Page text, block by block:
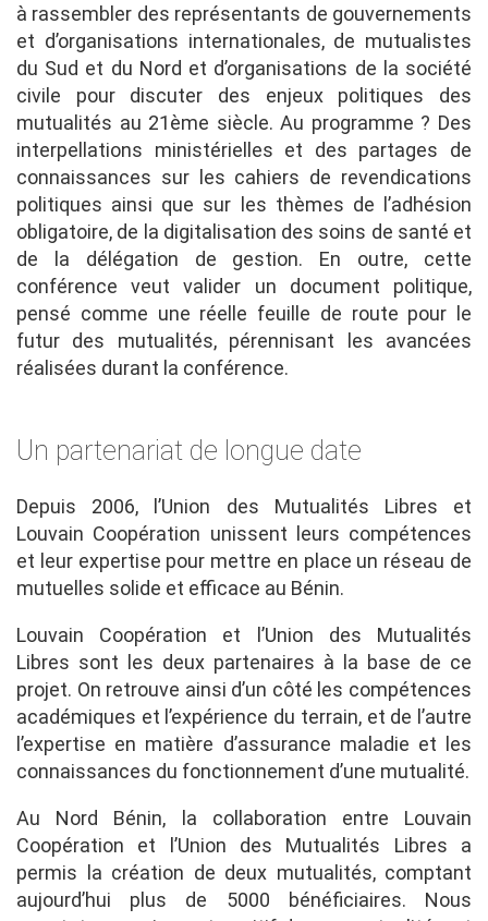
à rassembler des représentants de gouvernements
et d’organisations internationales, de mutualistes
du Sud et du Nord et d’organisations de la société
civile pour discuter des enjeux politiques des
mutualités au 21ème siècle. Au programme ? Des
interpellations ministérielles et des partages de
connaissances sur les cahiers de revendications
politiques ainsi que sur les thèmes de l’adhésion
obligatoire, de la digitalisation des soins de santé et
de la délégation de gestion. En outre, cette
conférence veut valider un document politique,
pensé comme une réelle feuille de route pour le
futur des mutualités, pérennisant les avancées
réalisées durant la conférence.
Un partenariat de longue date
Depuis 2006, l’Union des Mutualités Libres et
Louvain Coopération unissent leurs compétences
et leur expertise pour mettre en place un réseau de
mutuelles solide et efficace au Bénin.
Louvain Coopération et l’Union des Mutualités
Libres sont les deux partenaires à la base de ce
projet. On retrouve ainsi d’un côté les compétences
académiques et l’expérience du terrain, et de l’autre
l’expertise en matière d’assurance maladie et les
connaissances du fonctionnement d’une mutualité.
Au Nord Bénin, la collaboration entre Louvain
Coopération et l’Union des Mutualités Libres a
permis la création de deux mutualités, comptant
aujourd’hui plus de 5000 bénéficiaires. Nous